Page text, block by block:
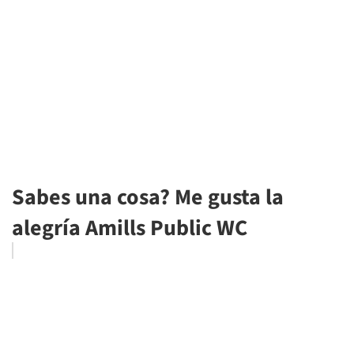
Sabes una cosa? Me gusta la
alegría Amills Public WC